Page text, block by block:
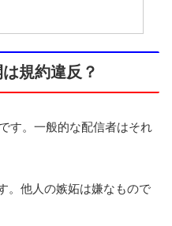
規約違反？
す。一般的な配信者はそれ
。他人の嫉妬は嫌なもので